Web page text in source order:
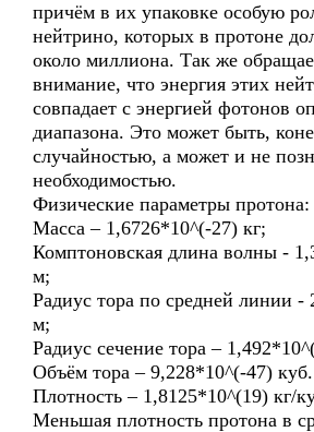
причём в их упаковке особую
нейтрино, которых в протоне
около миллиона. Так же
внимание, что энергия этих
совпадает с энергией фотонов
диапазона. Это может быть,
случайностью, а может и не
необходимостью.
Физические параметры протона:
Масса – 1,6726*10^(-27) кг;
Комптоновская длина волны -
м;
Радиус тора по средней линии -
м;
Радиус сечение тора –
Объём тора – 9,228*10^(-47)
Плотность – 1,8125*10^(19) кг/
Меньшая плотность протона в